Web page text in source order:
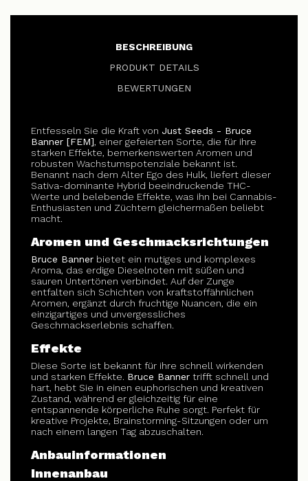
BESCHREIBUNG
PRODUKT DETAILS
BEWERTUNGEN
Entfesseln Sie die Kraft von Just Seeds - Bruce
Banner [FEM], einer gefeierten Sorte, die für ihre
starken Effekte, bemerkenswerten Aromen und
robusten Wachstumspotenziale bekannt ist.
Benannt nach dem Alter Ego des Hulk, liefert dieser
Sativa-dominante Hybrid beeindruckende THC-
Werte und belebende Effekte, was ihn bei Cannabis-
Enthusiasten und Züchtern gleichermaßen beliebt
macht.
Aromen und Geschmacksrichtungen
Bruce Banner bietet ein mutiges und komplexes
Aroma, das erdige Dieselnoten mit süßen und
sauren Untertönen verbindet. Auf der Zunge
entfalten sich Schichten von kraftstoffähnlichen
Aromen, ergänzt durch fruchtige Nuancen, die ein
einzigartiges und unvergessliches
Geschmackserlebnis schaffen.
Effekte
Diese Sorte ist bekannt für ihre schnell wirkenden
und starken Effekte. Bruce Banner trifft schnell und
hart, hebt Sie in einen euphorischen und kreativen
Zustand, während er gleichzeitig für eine
entspannende körperliche Ruhe sorgt. Perfekt für
kreative Projekte, Brainstorming-Sitzungen oder um
nach einem langen Tag abzuschalten.
Anbauinformationen
Innenanbau